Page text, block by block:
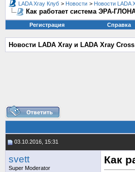
LADA Xray Клуб > Новости > Новости LADA
Как работает система ЭРА-
Регистрация Справка
Новости LADA Xray и LADA Xray Cross
03.10.2016, 15:31
svett
Super Moderator
Как